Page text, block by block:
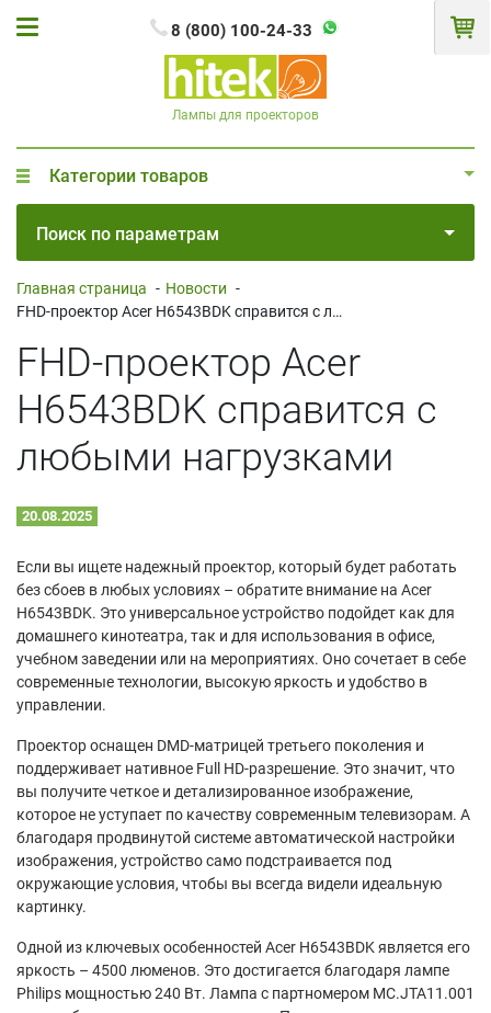
8 (800) 100-24-33
Лампы для проекторов
Категории товаров
Поиск по параметрам
Главная страница - Новости -
FHD-проектор Acer H6543BDK справится с любыми нагрузками
FHD-проектор Acer
H6543BDK справится с
любыми нагрузками
20.08.2025
Если вы ищете надежный проектор, который будет работать
без сбоев в любых условиях – обратите внимание на Acer
H6543BDK. Это универсальное устройство подойдет как для
домашнего кинотеатра, так и для использования в офисе,
учебном заведении или на мероприятиях. Оно сочетает в себе
современные технологии, высокую яркость и удобство в
управлении.
Проектор оснащен DMD-матрицей третьего поколения и
поддерживает нативное Full HD-разрешение. Это значит, что
вы получите четкое и детализированное изображение,
которое не уступает по качеству современным телевизорам. А
благодаря продвинутой системе автоматической настройки
изображения, устройство само подстраивается под
окружающие условия, чтобы вы всегда видели идеальную
картинку.
Одной из ключевых особенностей Acer H6543BDK является его
яркость – 4500 люменов. Это достигается благодаря лампе
Philips мощностью 240 Вт. Лампа с партномером MC.JTA11.001